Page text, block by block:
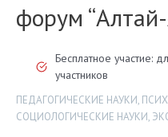
форум
Бесплатное участие:
участников
ПЕДАГОГИЧЕСКИЕ НАУКИ,
СОЦИОЛОГИЧЕСКИЕ НАУКИ,